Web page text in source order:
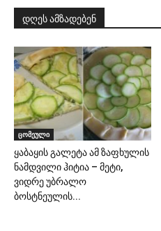
დღეს ამზადებენ
ცომეული
ყაბაყის გალეტა ამ ზაფხულის
ნამდვილი ჰიტია – მეტი,
ვიდრე უბრალო
ბოსტნეულის...